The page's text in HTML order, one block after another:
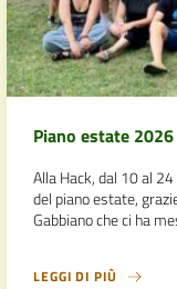
Piano estate 2026
Alla Hack, dal 10 al
del piano estate,
Gabbiano che ci ha
LEGGI DI PIÙ